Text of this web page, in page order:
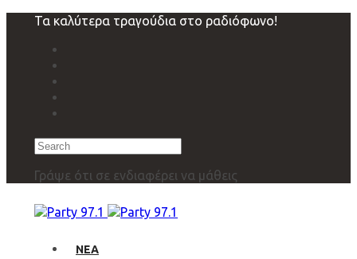
navigation
Τα καλύτερα τραγούδια στο ραδιόφωνο!
Search
Γράψε ότι σε ενδιαφέρει να μάθεις
ΝΕΑ